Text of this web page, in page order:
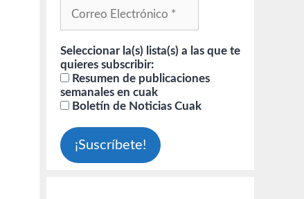
Seleccionar la(s) lista(s) a las que te
quieres subscribir:
Resumen de publicaciones
semanales en cuak
Boletín de Noticias Cuak